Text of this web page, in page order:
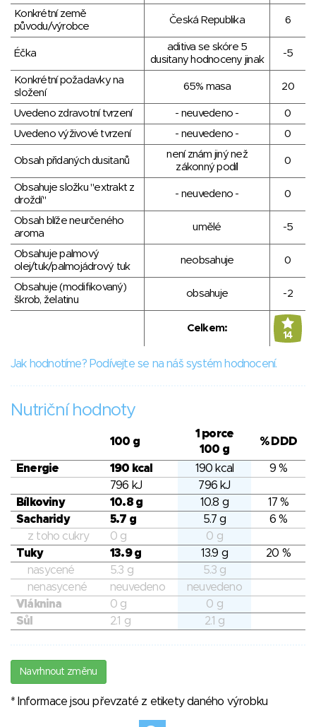
Konkrétní země
původu/výrobce
Česká Republika 6
Éčka
aditiva se skóre 5
dusitany hodnoceny jinak
-5
Konkrétní požadavky na
složení
65% masa 20
Uvedeno zdravotní tvrzení - neuvedeno -
0
Uvedeno výživové tvrzení
- neuvedeno - 0
Obsah přidaných dusitanů
není znám jiný než
zákonný podíl
0
Obsahuje složku "extrakt z
droždí"
- neuvedeno - 0
Obsah blíže neurčeného
aroma
umělé -5
Obsahuje palmový
olej/tuk/palmojádrový tuk
neobsahuje 0
Obsahuje (modifikovaný)
škrob, želatinu
obsahuje -2
Celkem:
14
Jak hodnotíme? Podívejte se na náš systém hodnocení.
Nutriční hodnoty
100 g
1 porce
100 g
% DDD
Energie 190 kcal 190 kcal
9 %
796 kJ
796 kJ
Bílkoviny
10.8 g 10.8 g
17 %
Sacharidy
5.7 g 5.7 g
6 %
z toho cukry
0 g
0 g
Tuky
13.9 g 13.9 g
20 %
nasycené
5.3 g
5.3 g
nenasycené
neuvedeno
neuvedeno
Vláknina
0 g
0 g
Sůl
2.1 g 2.1 g
Navrhnout změnu
* Informace jsou převzaté z etikety daného výrobku